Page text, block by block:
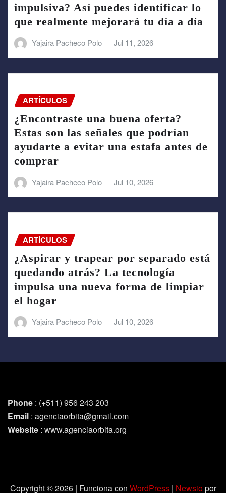
impulsiva? Así puedes identificar lo
que realmente mejorará tu día a día
Yajaira Pacheco Polo Jul 11, 2026
ARTÍCULOS
¿Encontraste una buena oferta?
Estas son las señales que podrían
ayudarte a evitar una estafa antes de
comprar
Yajaira Pacheco Polo Jul 10, 2026
ARTÍCULOS
¿Aspirar y trapear por separado está
quedando atrás? La tecnología
impulsa una nueva forma de limpiar
el hogar
Yajaira Pacheco Polo Jul 10, 2026
Phone : (+511) 956 243 203
Email : agenciaorbita@gmail.com
Website : www.agenciaorbita.org
Copyright © 2026 | Funciona con WordPress | Newsiopor